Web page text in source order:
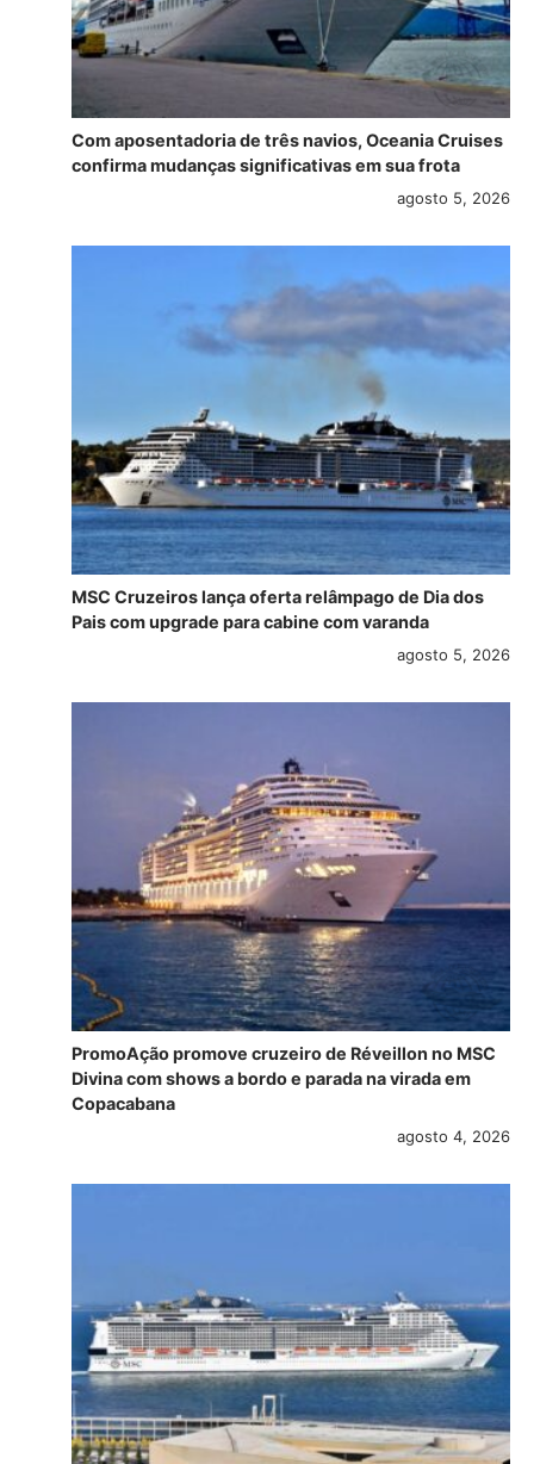
Com aposentadoria de três navios, Oceania Cruises
confirma mudanças significativas em sua frota
agosto 5, 2026
MSC Cruzeiros lança oferta relâmpago de Dia dos
Pais com upgrade para cabine com varanda
agosto 5, 2026
PromoAção promove cruzeiro de Réveillon no MSC
Divina com shows a bordo e parada na virada em
Copacabana
agosto 4, 2026